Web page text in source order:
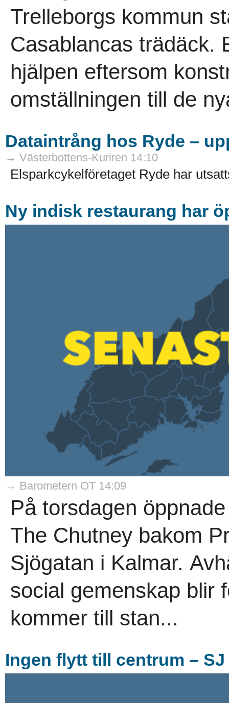
Trelleborgs kommun
Casablancas trädäck.
hjälpen eftersom
omställningen till de
Dataintrång hos Ryde –
→ Västerbottens-Kuriren 14:10
Elsparkcykelföretaget Ryde har
Ny indisk restaurang har
→ Barometern OT 14:09
På torsdagen
The Chutney bakom
Sjögatan i Kalmar.
social gemenskap blir
kommer till stan...
Ingen flytt till centrum –